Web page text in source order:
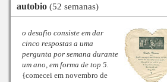
autobio (52 semanas)
o desafio consiste em dar
cinco respostas a uma
pergunta por semana durante
um ano, em forma de top 5.
{comecei em novembro de